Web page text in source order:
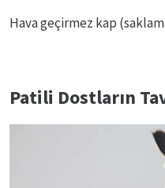
Hava geçirmez kap
Patili Dostların